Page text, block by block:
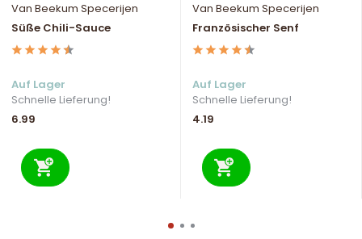
Van Beekum Specerijen
Süße Chili-Sauce
Auf Lager
Schnelle Lieferung!
6.99
Van Beekum Specerijen
Französischer Senf
Auf Lager
Schnelle Lieferung!
4.19